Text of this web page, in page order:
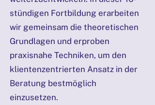
stündigen Fortbildung erarbeiten
wir gemeinsam die theoretischen
Grundlagen und erproben
praxisnahe Techniken, um den
klientenzentrierten Ansatz in der
Beratung bestmöglich
einzusetzen.